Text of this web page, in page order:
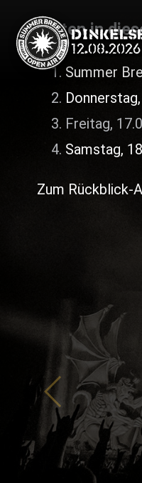
12.08.2026
Media
ZUM SHOP
Kontakt
Galerien
Seiten in
Summer
Freitag,
Samstag,
Zum Rückblick-